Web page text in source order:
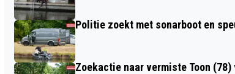
HARTVEILIG
Politie zoekt met sonarboot en
Zoekactie naar vermiste Toon